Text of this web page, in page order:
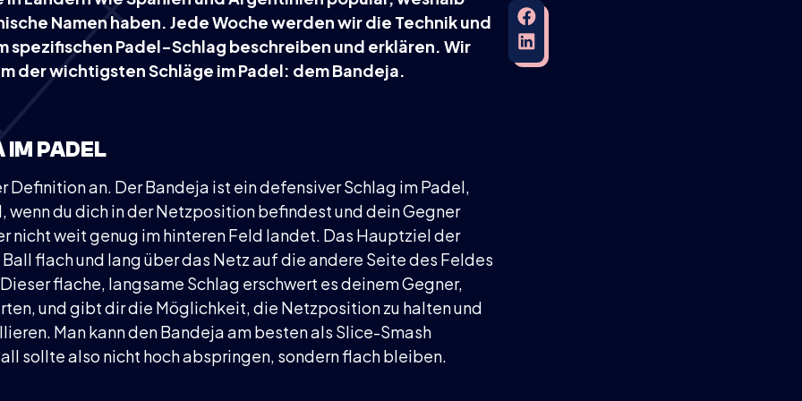
Namen haben. Jede Woche werden wir die Technik und
spezifischen Padel-Schlag beschreiben und erklären. Wir
der wichtigsten Schläge im Padel: dem Bandeja.
IM PADEL
Definition an. Der Bandeja ist ein defensiver Schlag im Padel,
wenn du dich in der Netzposition befindest und dein Gegner
nicht weit genug im hinteren Feld landet. Das Hauptziel der
flach und lang über das Netz auf die andere Seite des Feldes
flache, langsame Schlag erschwert es deinem Gegner,
und gibt dir die Möglichkeit, die Netzposition zu halten und
Man kann den Bandeja am besten als Slice-Smash
sollte also nicht hoch abspringen, sondern flach bleiben.